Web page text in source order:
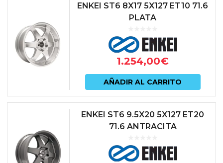
ENKEI ST6 8X17 5X127 ET10 71.6
PLATA
1.254,00€
AÑADIR AL CARRITO
ENKEI ST6 9.5X20 5X127 ET20
71.6 ANTRACITA